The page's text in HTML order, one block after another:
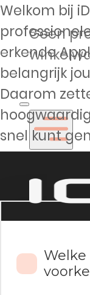
Geen
Welkom bij
erkende
belangrijk
Daarom
snel kunt
Welke